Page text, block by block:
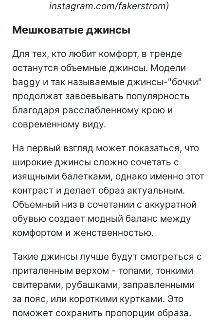
instagram.com/fakerstrom)
Мешковатые джинсы
Для тех, кто любит комфорт, в тренде
останутся объемные джинсы. Модели
baggy и так называемые джинсы-"бочки"
продолжат завоевывать популярность
благодаря расслабленному крою и
современному виду.
На первый взгляд может показаться, что
широкие джинсы сложно сочетать с
изящными балетками, однако именно этот
контраст и делает образ актуальным.
Объемный низ в сочетании с аккуратной
обувью создает модный баланс между
комфортом и женственностью.
Такие джинсы лучше будут смотреться с
приталенным верхом - топами, тонкими
свитерами, рубашками, заправленными
за пояс, или короткими куртками. Это
поможет сохранить пропорции образа.